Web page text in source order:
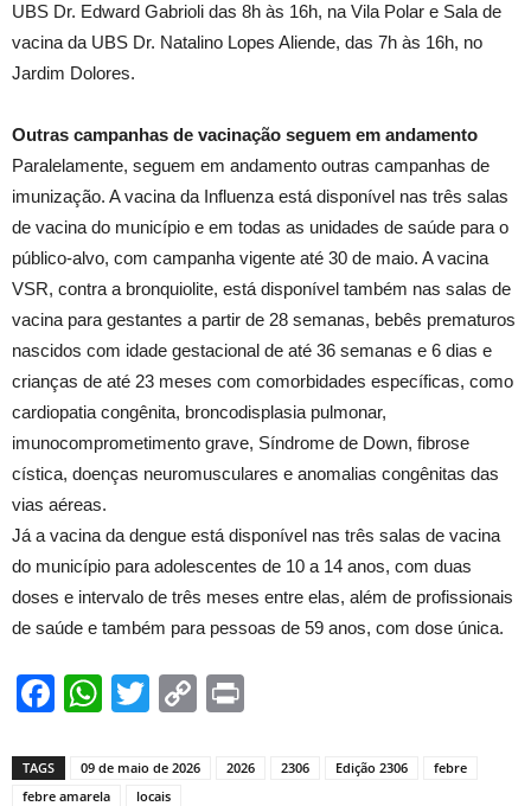
UBS Dr. Edward Gabrioli das 8h às 16h, na Vila Polar e Sala de
vacina da UBS Dr. Natalino Lopes Aliende, das 7h às 16h, no
Jardim Dolores.
Outras campanhas de vacinação seguem em andamento
Paralelamente, seguem em andamento outras campanhas de
imunização. A vacina da Influenza está disponível nas três salas
de vacina do município e em todas as unidades de saúde para o
público-alvo, com campanha vigente até 30 de maio. A vacina
VSR, contra a bronquiolite, está disponível também nas salas de
vacina para gestantes a partir de 28 semanas, bebês prematuros
nascidos com idade gestacional de até 36 semanas e 6 dias e
crianças de até 23 meses com comorbidades específicas, como
cardiopatia congênita, broncodisplasia pulmonar,
imunocomprometimento grave, Síndrome de Down, fibrose
cística, doenças neuromusculares e anomalias congênitas das
vias aéreas.
Já a vacina da dengue está disponível nas três salas de vacina
do município para adolescentes de 10 a 14 anos, com duas
doses e intervalo de três meses entre elas, além de profissionais
de saúde e também para pessoas de 59 anos, com dose única.
Facebook
WhatsApp
TwitterCopy
TAGS 09 de maio de 2026 2026 2306 Edição 2306
febre
febre amarela
locais